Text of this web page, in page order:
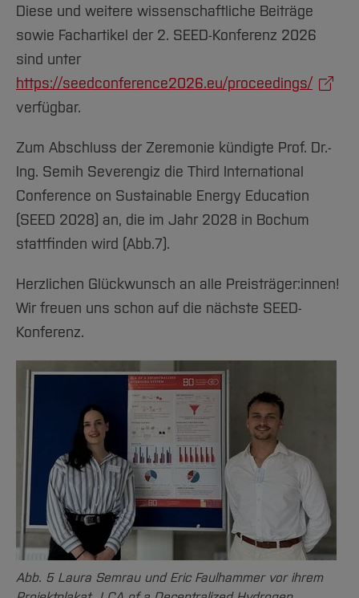
Diese und weitere wissenschaftliche Beiträge
sowie Fachartikel der 2. SEED-Konferenz 2026
sind unter
https://seedconference2026.eu/proceedings/
verfügbar.
Zum Abschluss der Zeremonie kündigte Prof. Dr.-
Ing. Semih Severengiz die Third International
Conference on Sustainable Energy Education
(SEED 2028) an, die im Jahr 2028 in Bochum
stattfinden wird (Abb.7).
Herzlichen Glückwunsch an alle Preisträger:innen!
Wir freuen uns schon auf die nächste SEED-
Konferenz.
Abb. 5 Laura Semrau und Eric Faulhammer vor ihrem